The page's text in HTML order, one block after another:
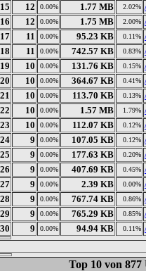
15
12 0.00% 1.77 MB 2.02%
16
12 0.00% 1.75 MB 2.00%
17
11 0.00% 95.23 KB 0.11%
18
11 0.00% 742.57 KB 0.83%
19
10 0.00% 131.76 KB 0.15%
20
10 0.00% 364.67 KB 0.41%
21
10 0.00% 113.70 KB 0.13%
22
10 0.00% 1.57 MB 1.79%
23
10 0.00% 112.07 KB 0.12%
24
9 0.00% 107.05 KB 0.12%
25
9 0.00% 177.63 KB 0.20%
26
9 0.00% 407.69 KB 0.45%
27
9 0.00% 2.39 KB 0.00%
28
9 0.00% 767.74 KB 0.86%
29
9 0.00% 765.29 KB 0.85%
30
9 0.00% 94.94 KB 0.11%
Top 10 von